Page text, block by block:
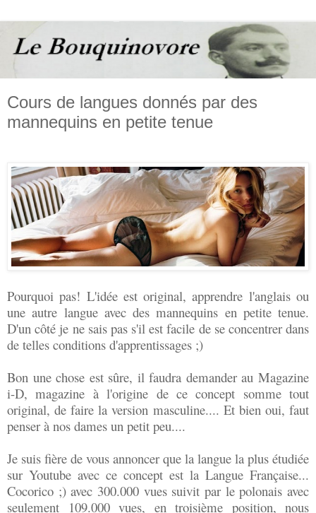
Cours de langues donnés par des
mannequins en petite tenue
Pourquoi pas! L'idée est original, apprendre l'anglais ou
une autre langue avec des mannequins en petite tenue.
D'un côté je ne sais pas s'il est facile de se concentrer dans
de telles conditions d'apprentissages ;)
Bon une chose est sûre, il faudra demander au Magazine
i-D, magazine à l'origine de ce concept somme tout
original, de faire la version masculine.... Et bien oui, faut
penser à nos dames un petit peu....
Je suis fière de vous annoncer que la langue la plus étudiée
sur Youtube avec ce concept est la Langue Française...
Cocorico ;) avec 300.000 vues suivit par le polonais avec
seulement 109.000 vues, en troisième position, nous